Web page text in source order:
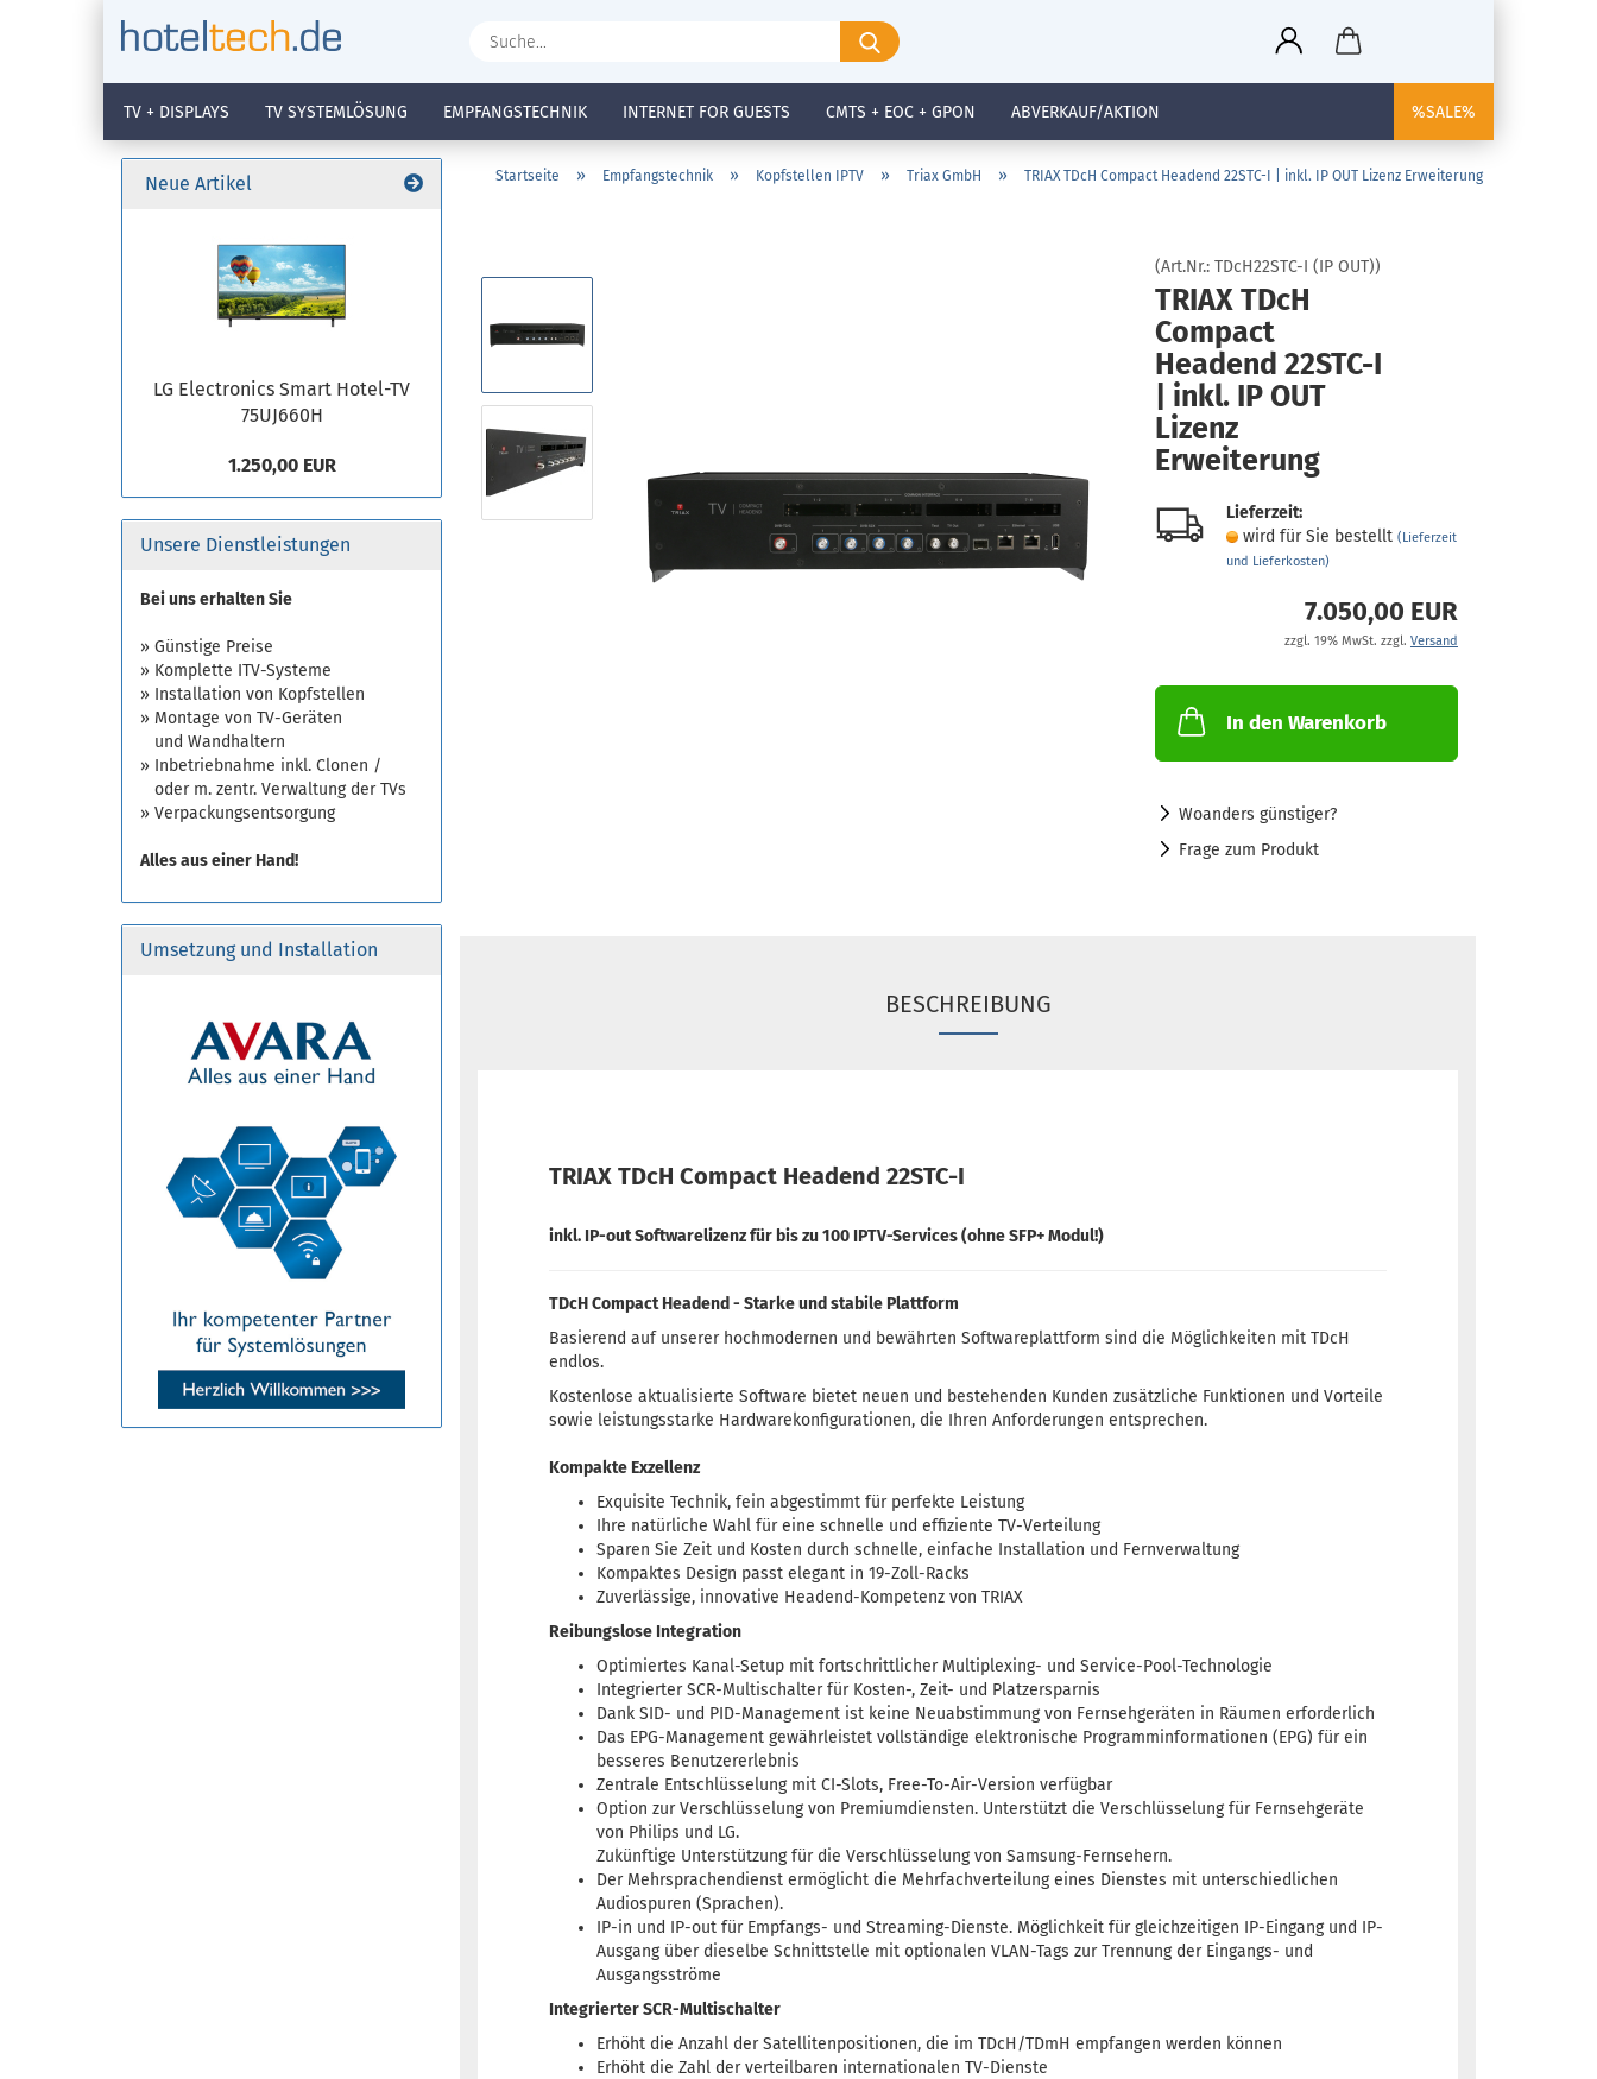
Suche...
TV + DISPLAYS TV SYSTEMLÖSUNG EMPFANGSTECHNIK INTERNET FOR GUESTS CMTS + EOC + GPON ABVERKAUF/AKTION %SALE%
Startseite » Empfangstechnik » Kopfstellen IPTV » Triax GmbH » TRIAX TDcH Compact Headend 22STC-I | inkl. IP OUT Lizenz Erweiterung
(Art.Nr.: TDcH22STC-I (IP OUT))
TRIAX TDcH
Compact
Headend 22STC-I
| inkl. IP OUT
Lizenz
Erweiterung
Lieferzeit:
wird für Sie bestellt (Lieferzeit
und Lieferkosten)
7.050,00 EUR
zzgl. 19% MwSt. zzgl. Versand
In den Warenkorb
Woanders günstiger?
Frage zum Produkt
BESCHREIBUNG
TRIAX TDcH Compact Headend 22STC-I
inkl. IP-out Softwarelizenz für bis zu 100 IPTV-Services (ohne SFP+ Modul!)
TDcH Compact Headend - Starke und stabile Plattform
Basierend auf unserer hochmodernen und bewährten Softwareplattform sind die Möglichkeiten mit TDcH
endlos.
Kostenlose aktualisierte Software bietet neuen und bestehenden Kunden zusätzliche Funktionen und Vorteile
sowie leistungsstarke Hardwarekonfigurationen, die Ihren Anforderungen entsprechen.
Kompakte Exzellenz
Exquisite Technik, fein abgestimmt für perfekte Leistung
Ihre natürliche Wahl für eine schnelle und effiziente TV-Verteilung
Sparen Sie Zeit und Kosten durch schnelle, einfache Installation und Fernverwaltung
Kompaktes Design passt elegant in 19-Zoll-Racks
Zuverlässige, innovative Headend-Kompetenz von TRIAX
Reibungslose Integration
Optimiertes Kanal-Setup mit fortschrittlicher Multiplexing- und Service-Pool-Technologie
Integrierter SCR-Multischalter für Kosten-, Zeit- und Platzersparnis
Dank SID- und PID-Management ist keine Neuabstimmung von Fernsehgeräten in Räumen erforderlich
Das EPG-Management gewährleistet vollständige elektronische Programminformationen (EPG) für ein
besseres Benutzererlebnis
Zentrale Entschlüsselung mit CI-Slots, Free-To-Air-Version verfügbar
Option zur Verschlüsselung von Premiumdiensten. Unterstützt die Verschlüsselung für Fernsehgeräte
von Philips und LG.
Zukünftige Unterstützung für die Verschlüsselung von Samsung-Fernsehern.
Der Mehrsprachendienst ermöglicht die Mehrfachverteilung eines Dienstes mit unterschiedlichen
Audiospuren (Sprachen).
IP-in und IP-out für Empfangs- und Streaming-Dienste. Möglichkeit für gleichzeitigen IP-Eingang und IP-
Ausgang über dieselbe Schnittstelle mit optionalen VLAN-Tags zur Trennung der Eingangs- und
Ausgangsströme
Integrierter SCR-Multischalter
Erhöht die Anzahl der Satellitenpositionen, die im TDcH/TDmH empfangen werden können
Erhöht die Zahl der verteilbaren internationalen TV-Dienste
Neue Artikel
LG Electronics Smart Hotel-TV
75UJ660H
1.250,00 EUR
Unsere Dienstleistungen
Bei uns erhalten Sie
» Günstige Preise
» Komplette ITV-Systeme
» Installation von Kopfstellen
» Montage von TV-Geräten
und Wandhaltern
» Inbetriebnahme inkl. Clonen /
oder m. zentr. Verwaltung der TVs
» Verpackungsentsorgung
Alles aus einer Hand!
Umsetzung und Installation